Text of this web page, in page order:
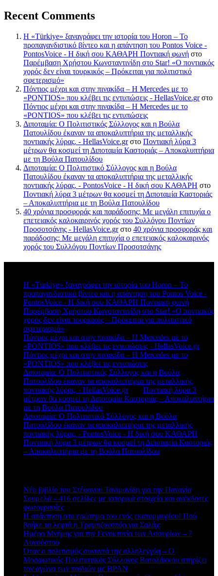
Recent Comments
Η «Türkiye» ξαναγράφει την ιστορία του Horon – Το
προπαγανδιστικό βίντεο και η απάντηση του Pontos Voice -
PontosVoice - H δική σου ΚΑΘΑΡΗ Ποντιακή φωνή στο
Παρέμβαση Χρήστου Κωνσταντινίδη στο Star! «Ο ποντιακός
χορός δεν είναι τουρκικός – Πρόκειται για πολιτιστικό
σφετερισμό»
Πόντιος μέχρι και στην πινακίδα – Η Mercedes με το
«PONTIOS» που κλέβει τις εντυπώσεις - HellasVoice.grστο
Πόντιος μέχρι και στην πινακίδα – Η Mercedes με το
«PONTIOS» που κλέβει τις εντυπώσεις
Διποταμία: Ο Πολιτιστικός Σύλλογος και η Βούλα
Πατουλίδου έκαναν τα αποκαλυπτήρια της μεταλλικής
ποντιακής λύρας. - HellasVoice.grστο Ποντιακή λύρα 3
μέτρων θα κοσμεί τη Διποταμία Καστοριάς – Αποκαλυπτήρια
με τη Βούλα Πατουλίδου
Διποταμία: Ο Πολιτιστικό Σύλλογος και η Βούλα
Πατουλίδου έκαναν τα αποκαλυπτήρια της μεταλλικής
ποντιακής λύρας. - PontosVoice - H δική σου ΚΑΘΑΡΗ στο
Ποντιακή λύρα 3 μέτρων θα κοσμεί τη Διποταμία Καστοριάς
– Αποκαλυπτήρια με τη Βούλα Πατουλίδου
40 χρόνια προσφοράς και παράδοσης: Με μεγάλη επιτυχία ο
επετειακός καλοκαιρινός χορός του Συλλόγου Ποντίων
Προσοτσάνης - HellasVoice.grστο 40 χρόνια προσφοράς και
παράδοσης: Με μεγάλη επιτυχία ο επετειακός καλοκαιρινός
χορός του Συλλόγου Ποντίων Προσοτσάνης
Η «Türkiye» ξαναγράφει την ιστορία του Horon – Το
προπαγανδιστικό βίντεο και η απάντηση του Pontos Voice -
PontosVoice - H δική σου ΚΑΘΑΡΗ Ποντιακή φωνή
Παρέμβαση Χρήστου Κωνσταντινίδη στο Star! «Ο ποντιακός
χορός δεν είναι τουρκικός – Πρόκειται για πολιτιστικό
σφετερισμό»
Πόντιος μέχρι και στην πινακίδα – Η Mercedes με το
«PONTIOS» που κλέβει τις εντυπώσεις - HellasVoice.grστο
Πόντιος μέχρι και στην πινακίδα – Η Mercedes με το
«PONTIOS» που κλέβει τις εντυπώσεις
Διποταμία: Ο Πολιτιστικός Σύλλογος και η Βούλα
Πατουλίδου έκαναν τα αποκαλυπτήρια της μεταλλικής
ποντιακής λύρας. - HellasVoice.grστο Ποντιακή λύρα 3
μέτρων θα κοσμεί τη Διποταμία Καστοριάς – Αποκαλυπτήρια
με τη Βούλα Πατουλίδου
Διποταμία: Ο Πολιτιστικό Σύλλογος και η Βούλα
Πατουλίδου έκαναν τα αποκαλυπτήρια της μεταλλικής
ποντιακής λύρας. - PontosVoice - H δική σου ΚΑΘΑΡΗ
Ποντιακή λύρα 3 μέτρων θα κοσμεί τη Διποταμία Καστοριάς
– Αποκαλυπτήρια με τη Βούλα Πατουλίδου
Νέο βιβλίο του Στέφανου Τανιμανίδη για την Παναγία
Σουμελά – 416 σελίδες με ιστορικά στοιχεία και ανέκδοτες
φωτογραφίες
Η απάντηση στο ερώτημα του ενός εκατομμυρίου! Πού
βρήκε τα λεφτά η Τραμπζονσπόρ για Σαλάχ;
Ημέρα Μνήμης για την Γενοκτονία των Ασσυρίων – 7
Αυγούστου
Όταν ο πολιτισμός συναντά την αλληλεγγύη – Ο
Μορφωτικός Πολιτιστικός Σύλλογος Βατολάκκου στηρίζει
τον αγώνα των παιδιών με BPAN